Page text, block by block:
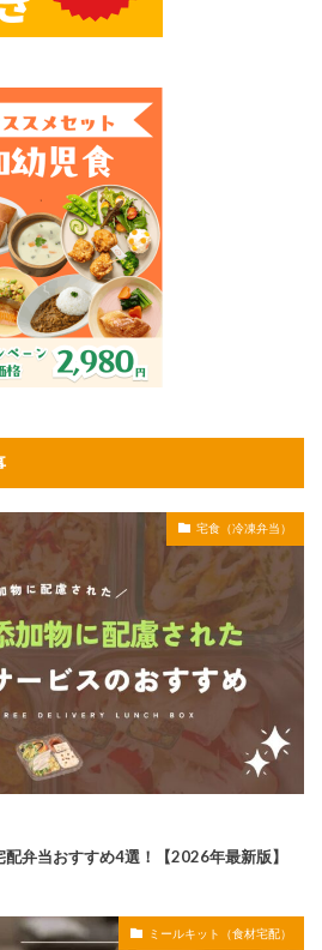
宅食（冷凍弁当）
弁当おすすめ4選！【2026年最新版】
ミールキット（食材宅配）